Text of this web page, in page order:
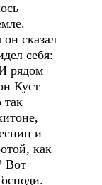
сказал
себя:
рядом
Куст
так
и
как
Вот